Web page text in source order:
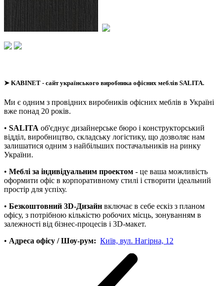
➤ KABINET - сайт українського виробника офісних меблів SALITA.
Ми є одним з провідних виробників офісних меблів в Україні
вже понад 20 років.
• SALITA об'єднує дизайнерське бюро і конструкторський
відділ, виробництво, складську логістику, що дозволяє нам
залишатися одним з найбільших постачальників на ринку
України.
• Меблі за індивідуальним проектом - це ваша можливість
оформити офіс в корпоративному стилі і створити ідеальний
простір для успіху.
• Безкоштовний 3D-Дизайн включає в себе ескіз з планом
офісу, з потрібною кількістю робочих місць, зонуванням в
залежності від бізнес-процесів і 3D-макет.
• Адреса офісу / Шоу-рум: Київ, вул. Нагірна, 12